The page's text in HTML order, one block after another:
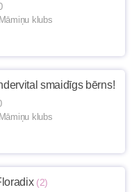
Māmiņu klubs
smaidīgs bērns!
Māmiņu klubs
(2)